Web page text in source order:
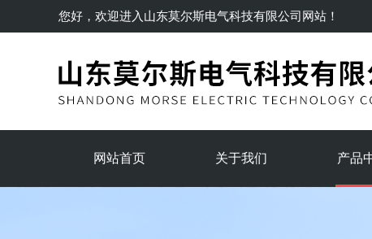
您好，欢迎进入 山东莫尔斯电气科技有限公司网站！
网站首页 关于我们 产品